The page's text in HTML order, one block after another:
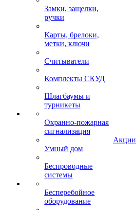
Замки, защелки,
ручки
Карты, брелоки,
метки, ключи
Считыватели
Комплекты СКУД
Шлагбаумы и
турникеты
Охранно-пожарная
сигнализация
Умный дом
Беспроводные
системы
Бесперебойное
оборудование
Акции